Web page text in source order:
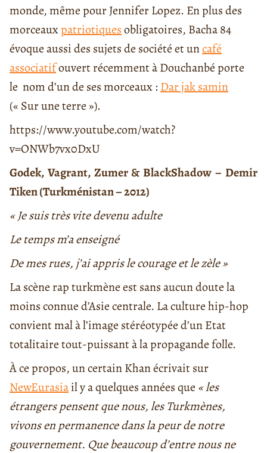
monde, même pour Jennifer Lopez. En plus des
morceauxpatriotiquesobligatoires, Bacha 84
évoque aussi des sujets de société et uncafé
associatifouvert récemment à Douchanbé porte
le nom d’un de ses morceaux : Dar jak samin
(« Sur une terre »).
https://www.youtube.com/watch?
v=ONWb7vx0DxU
Godek, Vagrant, Zumer & BlackShadow – Demir
Tiken (Turkménistan – 2012)
« Je suis très vite devenu adulte
Le temps m’a enseigné
De mes rues, j’ai appris le courage et le zèle »
La scène rap turkmène est sans aucun doute la
moins connue d’Asie centrale. La culture hip-hop
convient mal à l’image stéréotypée d’un Etat
totalitaire tout-puissant à la propagande folle.
À ce propos, un certain Khan écrivait sur
NewEurasiail y a quelques années que « les
étrangers pensent que nous, les Turkmènes,
vivons en permanence dans la peur de notre
gouvernement. Que beaucoup d’entre nous ne